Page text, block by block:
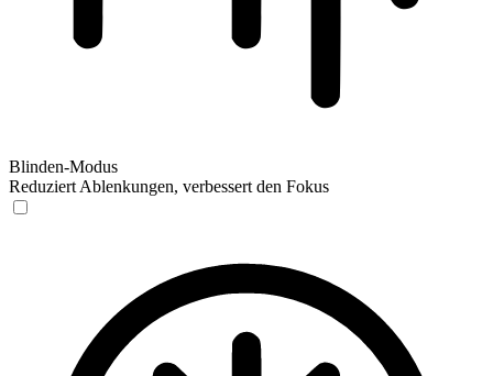
Blinden-Modus
Reduziert Ablenkungen, verbessert den Fokus